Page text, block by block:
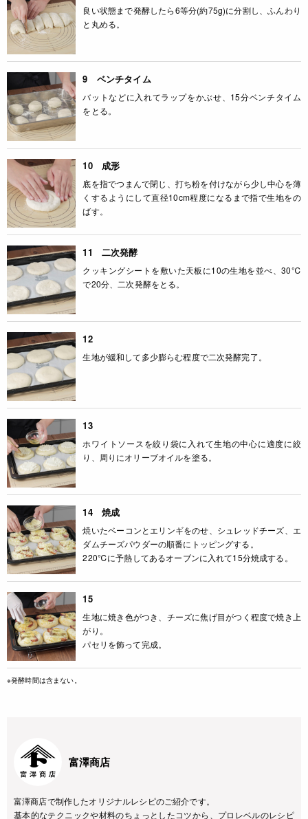
良い状態まで発酵したら6等分(約75g)に分割し、ふんわり
と丸める。
9 ベンチタイム
バットなどに入れてラップをかぶせ、15分ベンチタイム
をとる。
10 成形
底を指でつまんで閉じ、打ち粉を付けながら少し中心を薄
くするようにして直径10cm程度になるまで指で生地をの
ばす。
11 二次発酵
クッキングシートを敷いた天板に10の生地を並べ、30℃
で20分、二次発酵をとる。
12
生地が緩和して多少膨らむ程度で二次発酵完了。
13
ホワイトソースを絞り袋に入れて生地の中心に適度に絞
り、周りにオリーブオイルを塗る。
14 焼成
焼いたベーコンとエリンギをのせ、シュレッドチーズ、エ
ダムチーズパウダーの順番にトッピングする。
220℃に予熱してあるオーブンに入れて15分焼成する。
15
生地に焼き色がつき、チーズに焦げ目がつく程度で焼き上
がり。
パセリを飾って完成。
※発酵時間は含まない。
富澤商店
富澤商店で制作したオリジナルレシピのご紹介です。
基本的なテクニックや材料のちょっとしたコツから、プロレベルのレシピ